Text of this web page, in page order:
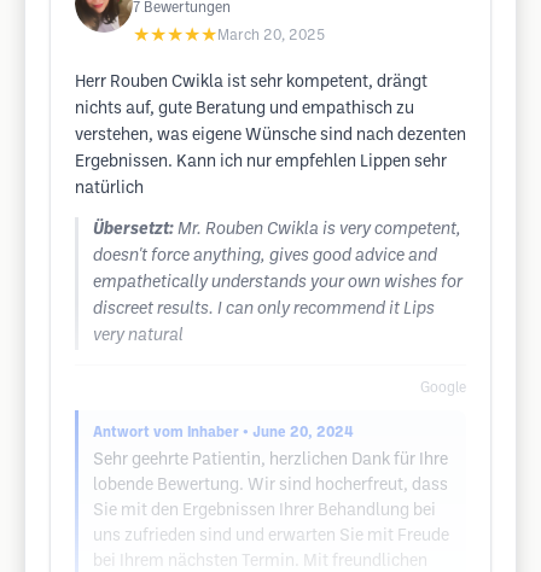
7 Bewertungen
★★★★★ March 20, 2025
Herr Rouben Cwikla ist sehr kompetent, drängt
nichts auf, gute Beratung und empathisch zu
verstehen, was eigene Wünsche sind nach dezenten
Ergebnissen. Kann ich nur empfehlen Lippen sehr
natürlich
Übersetzt: Mr. Rouben Cwikla is very competent,
doesn't force anything, gives good advice and
empathetically understands your own wishes for
discreet results. I can only recommend it Lips
very natural
Google
Antwort vom Inhaber • June 20, 2024
Sehr geehrte Patientin, herzlichen Dank für Ihre
lobende Bewertung. Wir sind hocherfreut, dass
Sie mit den Ergebnissen Ihrer Behandlung bei
uns zufrieden sind und erwarten Sie mit Freude
bei Ihrem nächsten Termin. Mit freundlichen